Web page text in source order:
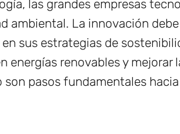
las grandes empresas
ambiental. La innovación
sus estrategias de
energías renovables y mejorar
pasos fundamentales